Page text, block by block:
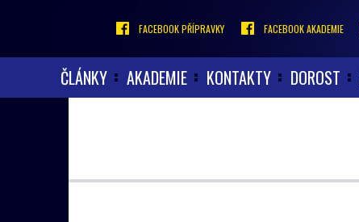
FACEBOOK PŘÍPRAVKY FACEBOOK AKADEMIE
ČLÁNKY AKADEMIE KONTAKTY DOROST